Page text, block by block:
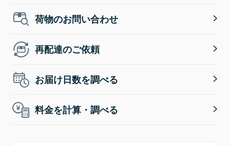
荷物のお問い合わせ
再配達のご依頼
お届け日数を調べる
料金を計算・調べる